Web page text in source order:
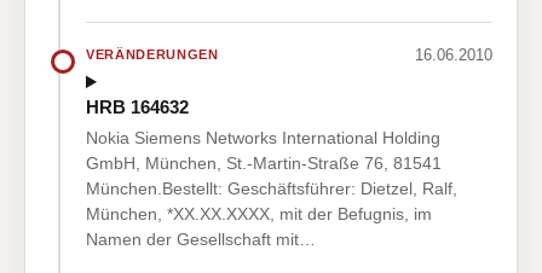
VERÄNDERUNGEN 16.06.2010
HRB 164632
Nokia Siemens Networks International Holding
GmbH, München, St.-Martin-Straße 76, 81541
München.Bestellt: Geschäftsführer: Dietzel, Ralf,
München, *XX.XX.XXXX, mit der Befugnis, im
Namen der Gesellschaft mit…